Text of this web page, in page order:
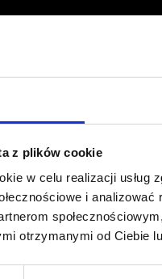
z plików cookie
w celu realizacji usług
i
otrzymanymi od Ciebie